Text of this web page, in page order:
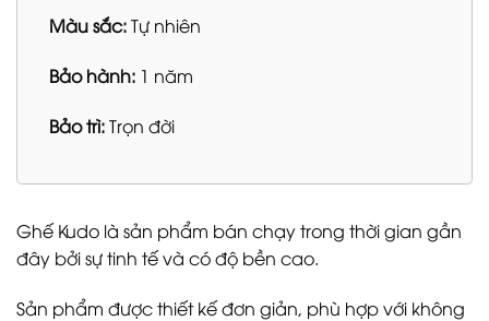
Màu sắc:Tự nhiên
Bảo hành: 1 năm
Bảo trì:Trọn đời
Ghế Kudo là sản phẩm bán chạy trong thời gian gần
đây bởi sự tinh tế và có độ bền cao.
Sản phẩm được thiết kế đơn giản, phù hợp với không